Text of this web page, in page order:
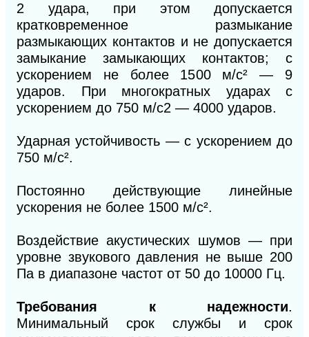
2 удара, при этом допускается
кратковременное размыкание
размыкающих контактов и не допускается
замыкание замыкающих контактов; с
ускорением не более 1500 м/с² — 9
ударов. При многократных ударах с
ускорением до 750 м/с2 — 4000 ударов.
Ударная устойчивость — с ускорением до
750 м/с².
Постоянно действующие линейные
ускорения не более 1500 м/с².
Воздействие акустических шумов — при
уровне звукового давления не выше 200
Па в диапазоне частот от 50 до 10000 Гц.
Требования к надежности.
Минимальный срок службы и срок